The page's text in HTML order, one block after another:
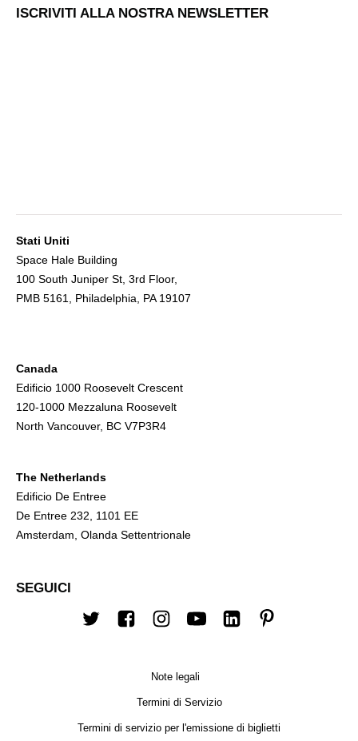
ISCRIVITI ALLA NOSTRA NEWSLETTER
Stati Uniti
Space Hale Building
100 South Juniper St, 3rd Floor,
PMB 5161, Philadelphia, PA 19107
Canada
Edificio 1000 Roosevelt Crescent
120-1000 Mezzaluna Roosevelt
North Vancouver, BC V7P3R4
The Netherlands
Edificio De Entree
De Entree 232, 1101 EE
Amsterdam, Olanda Settentrionale
SEGUICI
TwitterFacebookInstagram
YoutubeLinkedIn
Note legali
Termini di Servizio
Termini di servizio per l'emissione di biglietti